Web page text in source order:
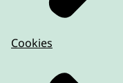
Cookies